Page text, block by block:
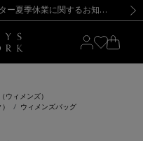
新規登録のお客様も対象！＜MY BARNEYS＞会員のお客様は11,000円（税込）以上のお買上げで常時送料無料！お買い物の際は会員登録を！
お知らせ】(2026.8.7) 【オンラインストア カスタマーセンター夏季休業に関するお知らせ】（2026.8.7）
【夏季休業に伴う返品・交換承り一時停止のお知らせ】（2026.8.5）
お荷物のお届けについて
ご案内・ご注意事項 新規登録のお客様も対象！＜MY BARNEYS＞会員のお客様は11,000円（税込）以上のお買上げで常時送料無料！お買い物の際は会員登録を！
お知らせ】(2026.8.7)
ウィメンズ）
ウィメンズバッグ